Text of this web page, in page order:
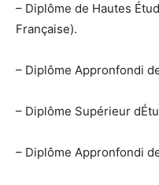
– Diplôme de Hautes
Française).
– Diplôme Appronfondi
– Diplôme Supérieur
– Diplôme Appronfondi